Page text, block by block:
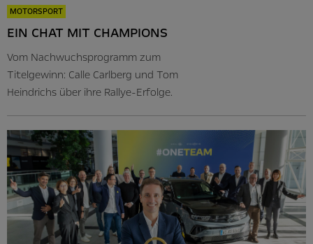
MOTORSPORT
EIN CHAT MIT CHAMPIONS
Vom Nachwuchsprogramm zum
Titelgewinn: Calle Carlberg und Tom
Heindrichs über ihre Rallye-Erfolge.